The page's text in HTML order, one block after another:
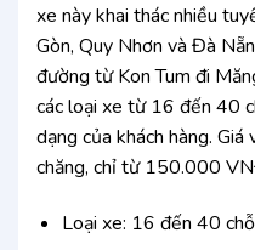
xe này khai thác nhiều
Gòn, Quy Nhơn và Đà
đường từ Kon Tum đi
các loại xe từ 16 đến 40
dạng của khách hàng. Giá
chăng, chỉ từ 150.000
Loại xe: 16 đến 40 chỗ